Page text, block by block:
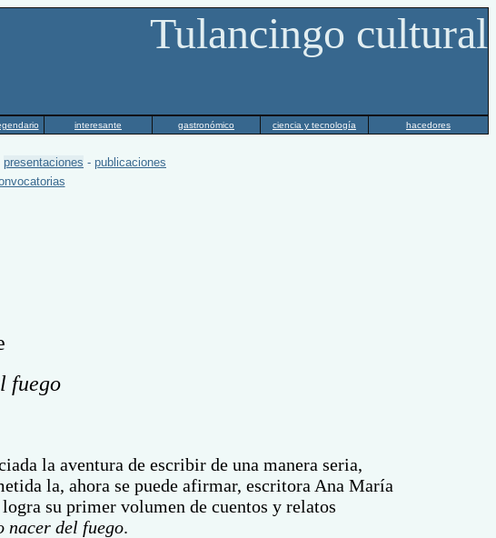
Tulancingo cultural
interesante gastronómico ciencia y tecnología hacedores
presentaciones - publicaciones
fuego
la aventura de escribir de una manera seria,
la, ahora se puede afirmar, escritora Ana María
su primer volumen de cuentos y relatos
nacer del fuego.